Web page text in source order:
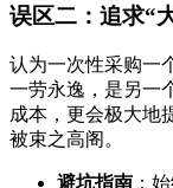
误区二：追求“
认为一次性采购一
一劳永逸，是另一
成本，更会极大地
被束之高阁。
避坑指南 ：